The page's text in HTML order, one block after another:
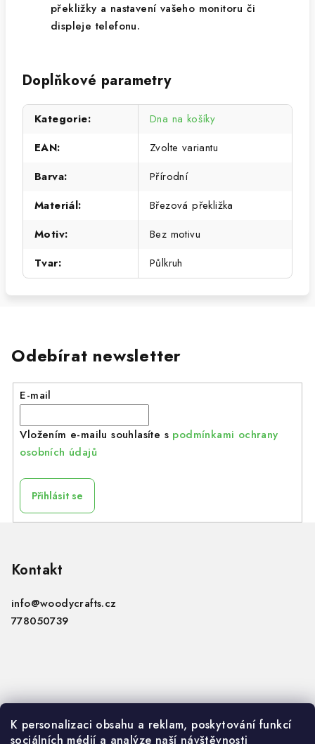
K personalizaci obsahu a reklam, poskytování funkcí
sociálních médií a analýze naší návštěvnosti
překližky a nastavení vašeho monitoru či
displeje telefonu.
Doplňkové parametry
Kategorie:
Dna na košíky
EAN:
Zvolte variantu
Barva:
Přírodní
Materiál:
Březová překližka
Motiv:
Bez motivu
Tvar: Půlkruh
Odebírat newsletter
E-mail
Vložením e-mailu souhlasíte s podmínkami ochrany
osobních údajů
Přihlásit se
Kontakt
info@woodycrafts.cz
778050739